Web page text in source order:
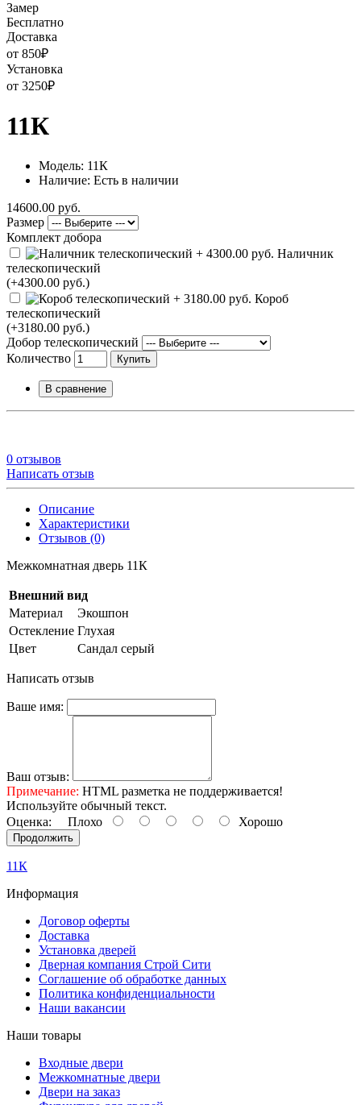
Замер
Бесплатно
Доставка
от 850₽
Установка
от 3250₽
11К
Модель: 11К
Наличие: Есть в наличии
14600.00 руб.
Размер
Комплект добора
Наличник
телескопический
(+4300.00 руб.)
Короб
телескопический
(+3180.00 руб.)
Добор телескопический
Количество
Купить
В сравнение
0 отзывов
Написать отзыв
Описание
Характеристики
Отзывов (0)
Межкомнатная дверь 11К
Внешний вид
Материал
Экошпон
Остекление Глухая
Цвет
Сандал серый
Написать отзыв
Ваше имя:
Ваш отзыв:
Примечание: HTML разметка не поддерживается!
Используйте обычный текст.
Оценка: Плохо Хорошо
Продолжить
11К
Информация
Договор оферты
Доставка
Установка дверей
Дверная компания Строй Сити
Соглашение об обработке данных
Политика конфиденциальности
Наши вакансии
Наши товары
Входные двери
Межкомнатные двери
Двери на заказ